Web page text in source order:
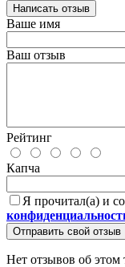
Написать отзыв
Ваше имя
Ваш отзыв
Рейтинг
Капча
Я прочитал(а) и
Отправить свой отзыв
Нет отзывов об этом